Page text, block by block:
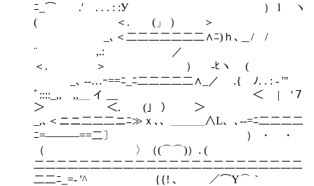
ﾆ_⌒ .′ . . . : :У ） l ヽ
( ＜. (」 ） ＞
_､＜二二二二二二二∧ﾆ)ｈ､＿/ /
¨ ,.: ／
＜. ゝ ＞ ） ‐ﾋヽ (
_､ -‐…ｰ==ﾆ_ﾆ二二二二二∧_／ .{ ﾉ. . : - '"
ﾞ::::_,, ,,＿ イ __ ＜ | '７
＞ ＜. (」 ） ＞
_,､＜ニニ二二二ニﾆ≫ｘ､、＿＿＿∧L、､-‐=ﾆ二二二二
ﾆ=―――==二〕 ） ・ ・
（ 〉（(⌒⌒)）. (
二二二二二二二二二二二二二二二二二二二二二二二二
二二ﾆ_=- '^ {{! 、 ／⌒Y⌒｀